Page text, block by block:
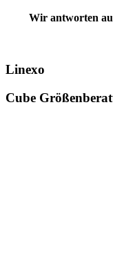
Wir antworten
Linexo
Cube